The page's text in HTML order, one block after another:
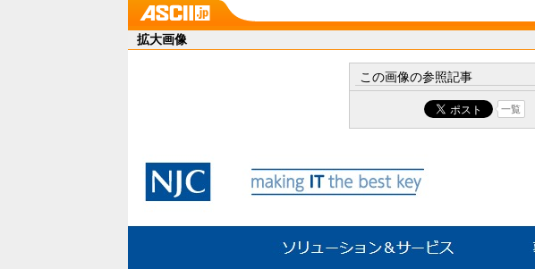
拡大画像
この画像の参照記事
一覧